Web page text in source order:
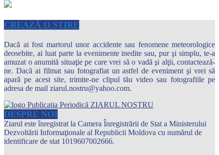
CREAZĂ O ȘTIRE
Dacă ai fost martorul unor accidente sau fenomene meteorologice
deosebite, ai luat parte la evenimente inedite sau, pur şi simplu, te-a
amuzat o anumită situaţie pe care vrei să o vadă şi alţii, contactează-
ne. Dacă ai filmat sau fotografiat un astfel de eveniment şi vrei să
apară pe acest site, trimite-ne clipul tău video sau fotografiile pe
adresa de mail ziarul.nostru@yahoo.com.
DESPRE NOI
Ziarul este înregistrat la Camera Înregistrării de Stat a Ministerului
Dezvoltării Informaţionale al Republicii Moldova cu numărul de
identificare de stat 1019607002666.